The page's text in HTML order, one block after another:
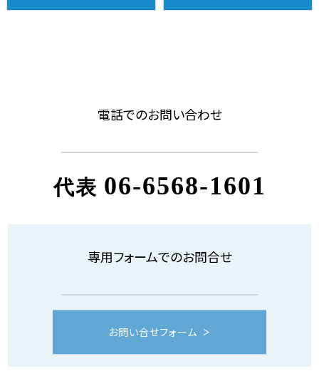
電話でのお問い合わせ
代表 06-6568-1601
専用フォームでのお問合せ
お問い合せフォーム